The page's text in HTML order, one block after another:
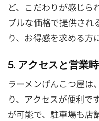
ど、こだわりが感じら
ブルな価格で提供され
り、お得感を求める方
5. アクセスと営業
ラーメンげんこつ屋は
り、アクセスが便利で
が可能で、駐車場も店